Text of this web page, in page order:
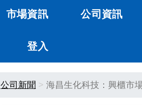
市場資訊 公司資訊
登入
公司新聞 海昌生化科技：興櫃市